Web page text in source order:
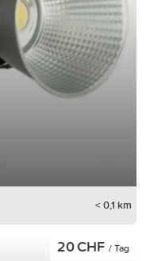
< 0,1 km
20 CHF / Tag